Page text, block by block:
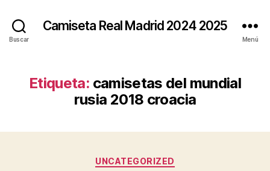
Buscar
Camiseta Real Madrid 2024 2025
Menú
Etiqueta: camisetas del mundial
rusia 2018 croacia
Categorías
UNCATEGORIZED